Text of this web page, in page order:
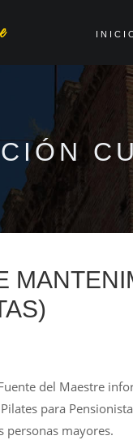
del Maestre
para
personas mayores.